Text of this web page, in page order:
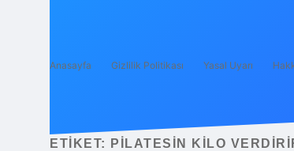
Anasayfa Gizlilik Politikası Yasal Uyarı
ETIKET: PILATESIN KILO